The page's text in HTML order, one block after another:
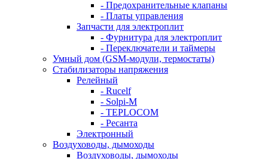
- Предохранительные клапаны
- Платы управления
Запчасти для электроплит
- Фурнитура для электроплит
- Переключатели и таймеры
Умный дом (GSM-модули, термостаты)
Cтабилизаторы напряжения
Релейный
- Rucelf
- Solpi-M
- TEPLOCOM
- Ресанта
Электронный
Воздуховоды, дымоходы
Воздуховоды, дымоходы